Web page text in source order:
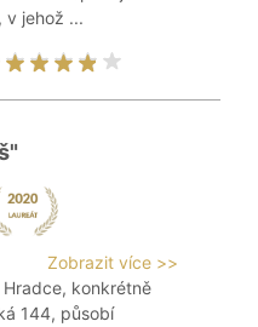
v jehož ...
Zobrazit více >>
konkrétně
144, působí